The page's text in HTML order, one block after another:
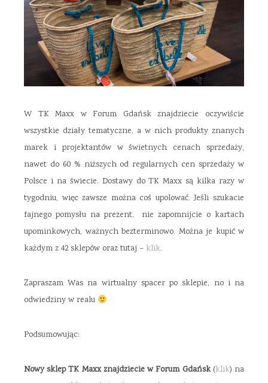
W TK Maxx w Forum Gdańsk znajdziecie oczywiście
wszystkie działy tematyczne, a w nich produkty znanych
marek i projektantów w świetnych cenach sprzedaży,
nawet do 60 % niższych od regularnych cen sprzedaży w
Polsce i na świecie. Dostawy do TK Maxx są kilka razy w
tygodniu, więc zawsze można coś upolować. Jeśli szukacie
fajnego pomysłu na prezent, nie zapomnijcie o kartach
upominkowych, ważnych bezterminowo. Można je kupić w
każdym z 42 sklepów oraz tutaj – klik.
Zapraszam Was na wirtualny spacer po sklepie, no i na
odwiedziny w realu
Podsumowując:
Nowy sklep TK Maxx znajdziecie w Forum Gdańsk(klik) na